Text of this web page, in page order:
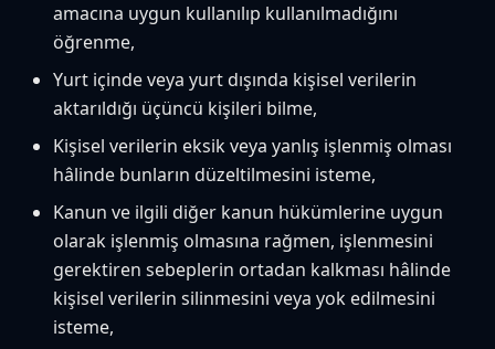
amacına uygun kullanılıp kullanılmadığını
öğrenme,
Yurt içinde veya yurt dışında kişisel verilerin
aktarıldığı üçüncü kişileri bilme,
Kişisel verilerin eksik veya yanlış işlenmiş olması
hâlinde bunların düzeltilmesini isteme,
Kanun ve ilgili diğer kanun hükümlerine uygun
olarak işlenmiş olmasına rağmen, işlenmesini
gerektiren sebeplerin ortadan kalkması hâlinde
kişisel verilerin silinmesini veya yok edilmesini
isteme,